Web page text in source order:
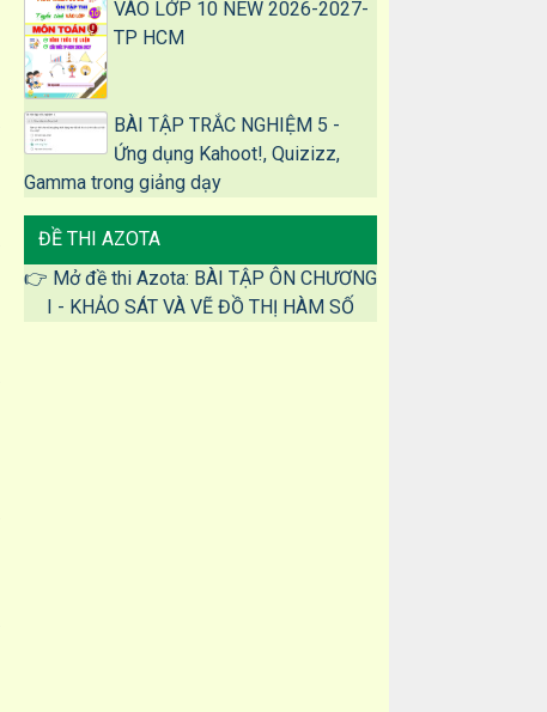
VÀO LỚP 10 NEW 2026-2027-
TP HCM
BÀI TẬP TRẮC NGHIỆM 5 -
Ứng dụng Kahoot!, Quizizz,
Gamma trong giảng dạy
ĐỀ THI AZOTA
👉 Mở đề thi Azota: BÀI TẬP ÔN CHƯƠNG
I - KHẢO SÁT VÀ VẼ ĐỒ THỊ HÀM SỐ